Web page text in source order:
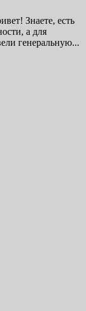
Знаете, есть
а для
генеральную...